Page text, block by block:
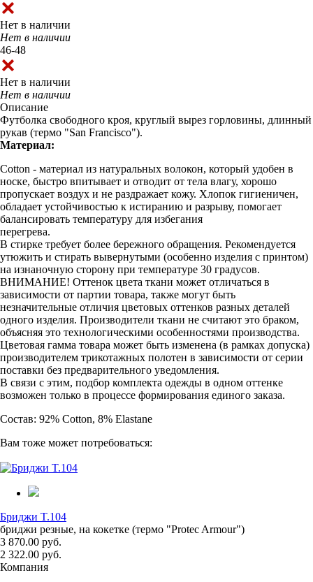
Нет в наличии
Нет в наличии
46-48
Нет в наличии
Нет в наличии
Описание
Футболка свободного кроя, круглый вырез горловины, длинный
рукав (термо "San Francisco").
Материал:
Cotton - материал из натуральных волокон, который удобен в
носке, быстро впитывает и отводит от тела влагу, хорошо
пропускает воздух и не раздражает кожу. Хлопок гигиеничен,
обладает устойчивостью к истиранию и разрыву, помогает
балансировать температуру для избегания
перегрева.
В стирке требует более бережного обращения. Рекомендуется
утюжить и стирать вывернутыми (особенно изделия с принтом)
на изнаночную сторону при температуре 30 градусов.
ВНИМАНИЕ! Оттенок цвета ткани может отличаться в
зависимости от партии товара, также могут быть
незначительные отличия цветовых оттенков разных деталей
одного изделия. Производители ткани не считают это браком,
объясняя это технологическими особенностями производства.
Цветовая гамма товара может быть изменена (в рамках допуска)
производителем трикотажных полотен в зависимости от серии
поставки без предварительного уведомления.
В связи с этим, подбор комплекта одежды в одном оттенке
возможен только в процессе формирования единого заказа.
Состав: 92% Cotton, 8% Elastane
Вам тоже может потребоваться:
Бриджи T.104
бриджи резные, на кокетке (термо "Protec Armour")
3 870.00 руб.
2 322.00 руб.
Компания